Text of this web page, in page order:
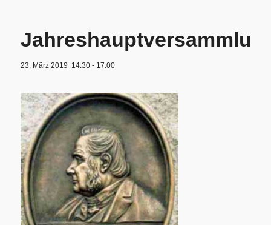
23. März 2019 14:30- 17:00